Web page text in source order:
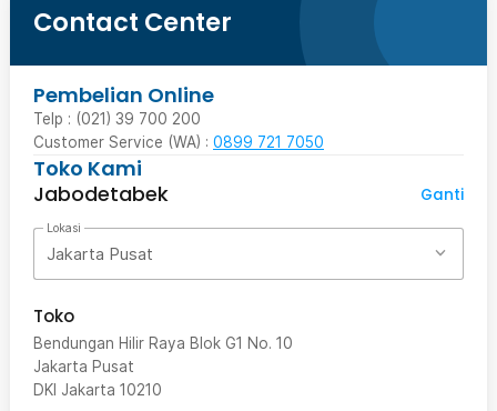
Contact Center
Pembelian Online
Telp : (021) 39 700 200
Customer Service (WA) : 0899 721 7050
Toko Kami
Jabodetabek
Ganti
Lokasi
Jakarta Pusat
Toko
Bendungan Hilir Raya Blok G1 No. 10
Jakarta Pusat
DKI Jakarta 10210